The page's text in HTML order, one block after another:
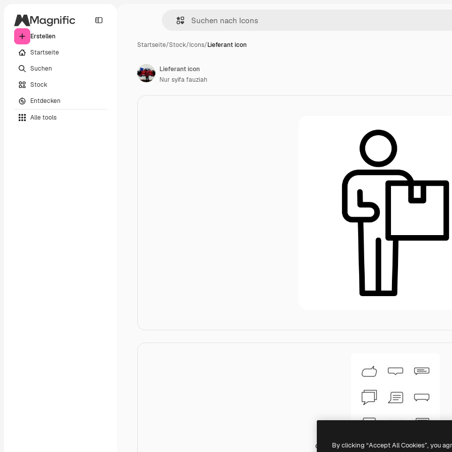
Erstellen
Startseite
Suchen
Stock
Entdecken
Alle tools
Startseite/Stock/Icons/Lieferant icon
Generic black outline
Lieferant icon
Nur syifa fauziah
By clicking “Accept All Cookies”, you